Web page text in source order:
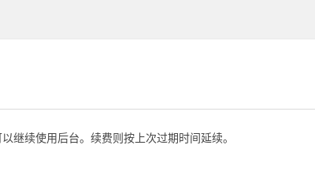
继续使用后台。续费则按上次过期时间延续。